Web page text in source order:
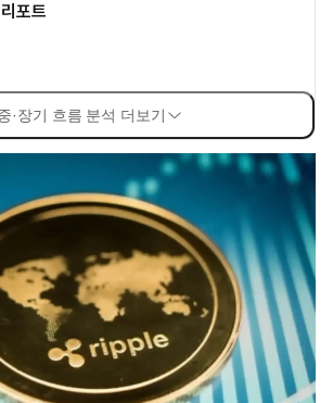
포트
·장기 흐름 분석 더보기